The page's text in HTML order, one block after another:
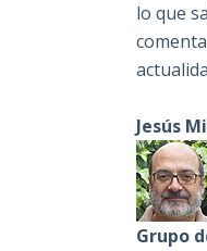
lo que
Jesús
Grupo